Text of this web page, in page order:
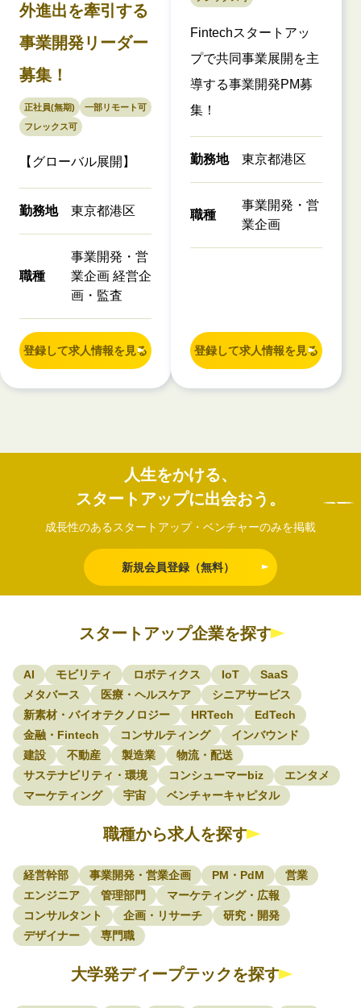
外進出を牽引する
事業開発リーダー
募集！
正社員(無期)
一部リモート可
フレックス可
【グローバル展開】
勤務地 東京都港区
職種
事業開発・営
業企画 経営企
画・監査
登録して求人情報を見る
Fintechスタートアッ
プで共同事業展開を主
導する事業開発PM募
集！
勤務地 東京都港区
職種
事業開発・営
業企画
登録して求人情報を見る
人生をかける、
スタートアップに出会おう。
成長性のあるスタートアップ・ベンチャーのみを掲載
新規会員登録（無料）
スタートアップ企業を探す
AI モビリティ ロボティクス IoT
SaaS
メタバース
医療・ヘルスケア
シニアサービス
新素材・バイオテクノロジー
HRTech
EdTech
金融・Fintech
コンサルティング
インバウンド
建設
不動産 製造業
物流・配送
サステナビリティ・環境
コンシューマーbiz
エンタメ
マーケティング
宇宙 ベンチャーキャピタル
職種から求人を探す
経営幹部 事業開発・営業企画 PM・PdM
営業
エンジニア
管理部門
マーケティング・広報
コンサルタント
企画・リサーチ
研究・開発
デザイナー
専門職
大学発ディープテックを探す